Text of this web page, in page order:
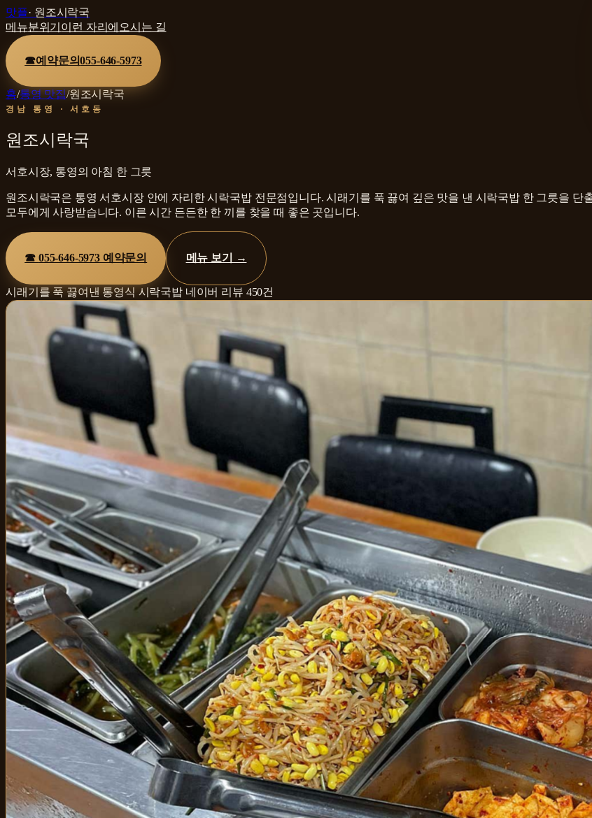
맛플· 원조시락국
메뉴분위기 이런 자리에 오시는 길
☎예약문의055-646-5973
홈/통영 맛집/원조시락국
경남 통영 · 서호동
원조시락국
서호시장, 통영의 아침 한 그릇
원조시락국은 통영 서호시장 안에 자리한 시락국밥 전문점입니다. 시래기를 푹 끓여 깊은 맛을 낸 시락국밥 한 그릇을 단
모두에게 사랑받습니다. 이른 시간 든든한 한 끼를 찾을 때 좋은 곳입니다.
☎ 055-646-5973예약문의 메뉴 보기 →
시래기를 푹 끓여낸 통영식 시락국밥네이버 리뷰 450건